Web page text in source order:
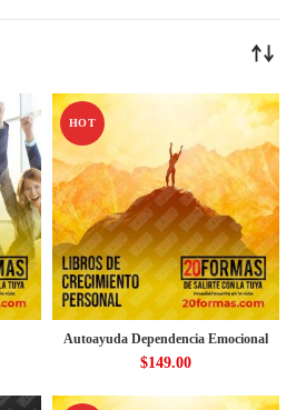
HOT
Autoayuda Dependencia Emocional
$149.00